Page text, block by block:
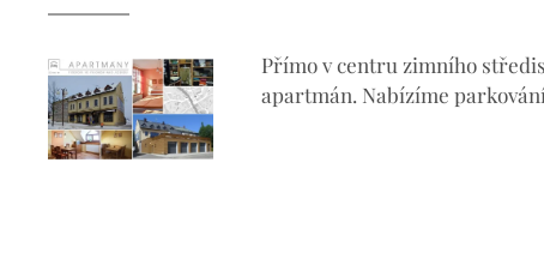
Přímo v centru zimního
apartmán. Nabízíme